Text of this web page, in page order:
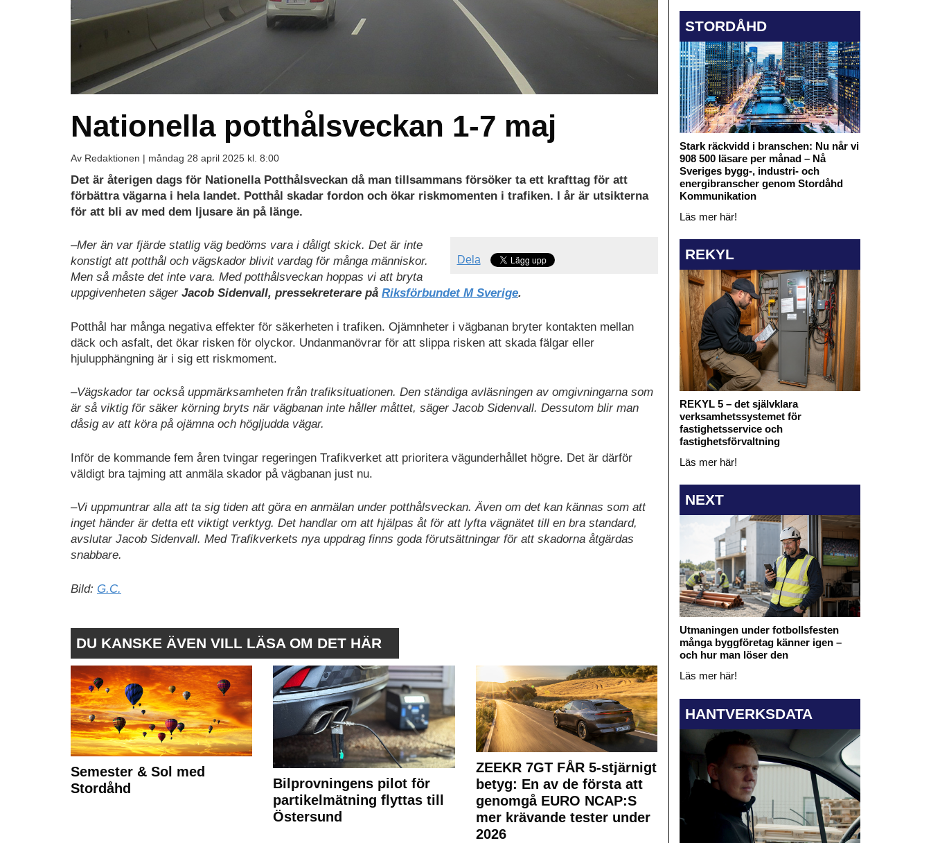
Nationella potthålsveckan 1-7 maj
Av Redaktionen | måndag 28 april 2025 kl. 8:00
Det är återigen dags för Nationella Potthålsveckan då man tillsammans försöker ta ett krafttag för att
förbättra vägarna i hela landet. Potthål skadar fordon och ökar riskmomenten i trafiken. I år är utsikterna
för att bli av med dem ljusare än på länge.
Dela
–Mer än var fjärde statlig väg bedöms vara i dåligt skick. Det är inte
konstigt att potthål och vägskador blivit vardag för många människor.
Men så måste det inte vara. Med potthålsveckan hoppas vi att bryta
uppgivenheten säger Jacob Sidenvall, pressekreterare på Riksförbundet M Sverige.
Potthål har många negativa effekter för säkerheten i trafiken. Ojämnheter i vägbanan bryter kontakten mellan
däck och asfalt, det ökar risken för olyckor. Undanmanövrar för att slippa risken att skada fälgar eller
hjulupphängning är i sig ett riskmoment.
–Vägskador tar också uppmärksamheten från trafiksituationen. Den ständiga avläsningen av omgivningarna som
är så viktig för säker körning bryts när vägbanan inte håller måttet, säger Jacob Sidenvall. Dessutom blir man
dåsig av att köra på ojämna och högljudda vägar.
Inför de kommande fem åren tvingar regeringen Trafikverket att prioritera vägunderhållet högre. Det är därför
väldigt bra tajming att anmäla skador på vägbanan just nu.
–Vi uppmuntrar alla att ta sig tiden att göra en anmälan under potthålsveckan. Även om det kan kännas som att
inget händer är detta ett viktigt verktyg. Det handlar om att hjälpas åt för att lyfta vägnätet till en bra standard,
avslutar Jacob Sidenvall. Med Trafikverkets nya uppdrag finns goda förutsättningar för att skadorna åtgärdas
snabbare.
Bild: G.C.
DU KANSKE ÄVEN VILL LÄSA OM DET HÄR
Semester & Sol med
Stordåhd
Bilprovningens pilot för
partikelmätning flyttas till
Östersund
ZEEKR 7GT FÅR 5-stjärnigt
betyg: En av de första att
genomgå EURO NCAP:S
mer krävande tester under
2026
STORDÅHD
Stark räckvidd i branschen: Nu når vi
908 500 läsare per månad – Nå
Sveriges bygg-, industri- och
energibranscher genom Stordåhd
Kommunikation
Läs mer här!
REKYL
REKYL 5 – det självklara
verksamhetssystemet för
fastighetsservice och
fastighetsförvaltning
Läs mer här!
NEXT
Utmaningen under fotbollsfesten
många byggföretag känner igen –
och hur man löser den
Läs mer här!
HANTVERKSDATA